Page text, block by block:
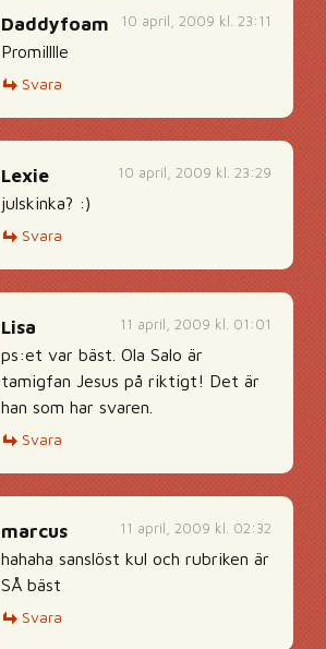
10 april, 2009 kl. 23:11
Daddyfoam
Promilllle
Svara
10 april, 2009 kl. 23:29
Lexie
julskinka? :)
Svara
11 april, 2009 kl. 01:01
Lisa
ps:et var bäst. Ola Salo är
tamigfan Jesus på riktigt! Det är
han som har svaren.
Svara
11 april, 2009 kl. 02:32
marcus
hahaha sanslöst kul och rubriken är
SÅ bäst
Svara